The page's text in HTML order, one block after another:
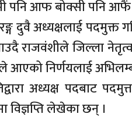
पनि आफ बोक्सी पनि आफैं
दुवै अध्यक्षलाई पदमुक्त
राजवंशीले जिल्ला
आएको निर्णयलाई
अध्यक्ष पदबाट
विज्ञप्ति लेखेका छन् ।